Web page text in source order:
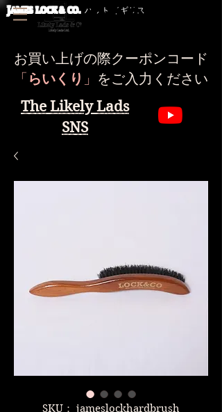
JAMES LOCK & CO. ハット イギリス
お買い上げの際クーポンコード
​「 らいくり 」 をご入力ください
The Likely Lads
SNS
SKU： jameslockhardbrush